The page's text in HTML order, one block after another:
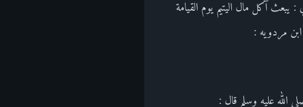
يبعث آكل مال اليتيم يوم القيامة
ابن مردويه :
الله عليه وسلم قال :